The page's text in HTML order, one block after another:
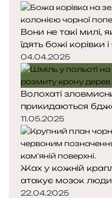
р
і
н
к
а
р
і
н
к
а
Вони не такі милі,
їдять божі корівки
04.04.2025
Волохаті
прикидаються
11.05.2025
Жах у кожній
атакує мозок
22.04.2025